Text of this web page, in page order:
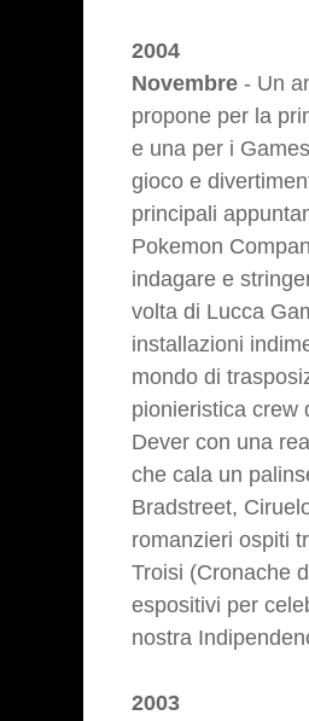
2004
Novembre - Un
propone per la
e una per i
gioco e
principali
Pokemon
indagare e
volta di Lucca
installazioni
mondo di
pionieristica crew
Dever con una
che cala un
Bradstreet,
romanzieri ospiti
Troisi (Cronache
espositivi per
nostra
2003